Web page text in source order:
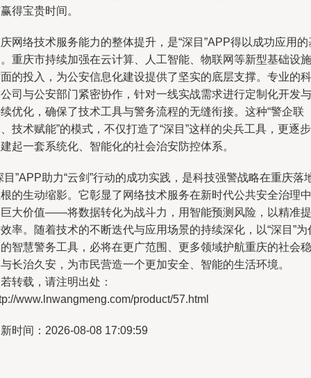
得宝贵时间。
网络技术服务能力的整体提升，是“深目”APP得以成功应用的
重庆市持续加强在云计算、人工智能、物联网等新型基础设施
的投入，为公安信息化建设提供了坚实的底层支撑。专业的科
司与公安部门紧密协作，针对一线实战需求进行定制化开发与
优化，确保了技术工具与警务流程的无缝衔接。这种“警企联
技术赋能”的模式，不仅打造了“深目”这样的尖兵工具，更逐步
起一套系统化、智能化的社会治安防控体系。
目”APP助力“云剑”行动的成功实践，是科技强警战略在重庆落
的生动缩影。它彰显了网络技术服务在新时代公共安全治理中
大价值——将数据转化为战斗力，用智能预测风险，以精准提
率。随着技术的不断迭代与应用场景的持续深化，以“深目”为
智慧警务工具，必将在更广范围、更多领域护航重庆的社会稳
长治久安，为市民营造一个更加安全、智能的生活环境。
转载，请注明出处：
www.lnwangmeng.com/product/57.html
时间：2026-08-08 17:09:59